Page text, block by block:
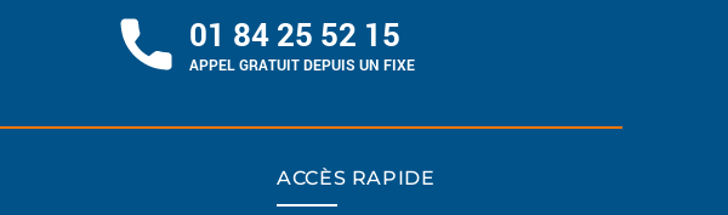
01 84 25 52 15
APPEL GRATUIT DEPUIS UN FIXE
ACCÈS RAPIDE